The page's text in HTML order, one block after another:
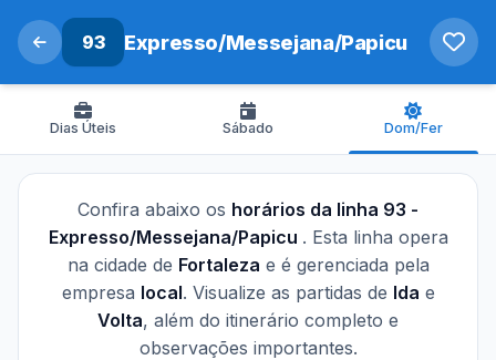
93 Expresso/Messejana/Papicu
Dias Úteis Sábado Dom/Fer
Confira abaixo os horários da linha 93 -
Expresso/Messejana/Papicu . Esta linha opera
na cidade de Fortaleza e é gerenciada pela
empresa local. Visualize as partidas de Ida e
Volta, além do itinerário completo e
observações importantes.